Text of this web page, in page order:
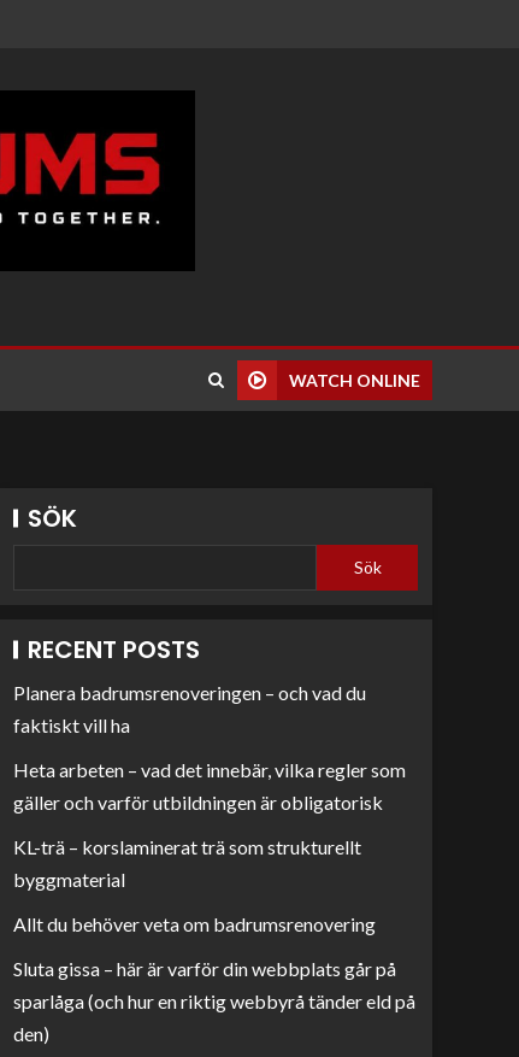
WATCH ONLINE
SÖK
Sök
RECENT POSTS
Planera badrumsrenoveringen – och vad du
faktiskt vill ha
Heta arbeten – vad det innebär, vilka regler som
gäller och varför utbildningen är obligatorisk
KL-trä – korslaminerat trä som strukturellt
byggmaterial
Allt du behöver veta om badrumsrenovering
Sluta gissa – här är varför din webbplats går på
sparlåga (och hur en riktig webbyrå tänder eld på
den)